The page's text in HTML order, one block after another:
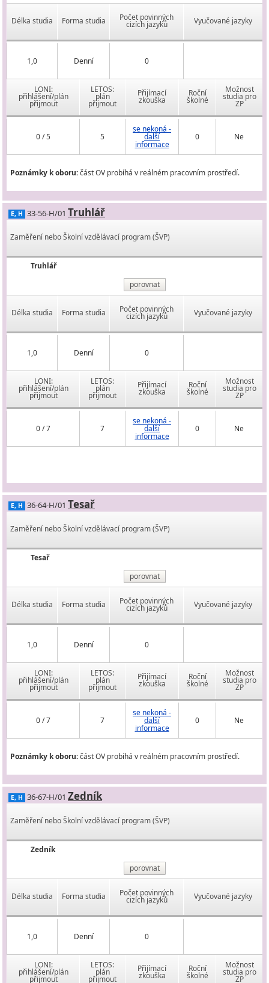
Délka studia Forma studia Počet povinných
cizích jazyků Vyučované jazyky
1,0 Denní 0
LONI:
přihlášení/plán
přijmout
LETOS:
plán
přijmout
Přijímací
zkouška
Roční
školné
Možnost
studia pro
ZP
0 / 5 5
se nekoná -
další
informace
0 Ne
Poznámky k oboru:část OV probíhá v reálném pracovním prostředí.
E, H 33-56-H/01 Truhlář
Zaměření nebo Školní vzdělávací program (ŠVP)
Truhlář
porovnat
Délka studia Forma studia Počet povinných
cizích jazyků Vyučované jazyky
1,0 Denní 0
LONI:
přihlášení/plán
přijmout
LETOS:
plán
přijmout
Přijímací
zkouška
Roční
školné
Možnost
studia pro
ZP
0 / 7 7
se nekoná -
další
informace
0 Ne
E, H 36-64-H/01 Tesař
Zaměření nebo Školní vzdělávací program (ŠVP)
Tesař
porovnat
Délka studia Forma studia Počet povinných
cizích jazyků Vyučované jazyky
1,0 Denní 0
LONI:
přihlášení/plán
přijmout
LETOS:
plán
přijmout
Přijímací
zkouška
Roční
školné
Možnost
studia pro
ZP
0 / 7 7
se nekoná -
další
informace
0 Ne
Poznámky k oboru:část OV probíhá v reálném pracovním prostředí.
E, H 36-67-H/01 Zedník
Zaměření nebo Školní vzdělávací program (ŠVP)
Zedník
porovnat
Délka studia Forma studia Počet povinných
cizích jazyků Vyučované jazyky
1,0 Denní 0
LONI:
přihlášení/plán
přijmout
LETOS:
plán
přijmout
Přijímací
zkouška
Roční
školné
Možnost
studia pro
ZP